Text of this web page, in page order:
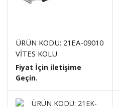
ÜRÜN KODU: 21EA-09010
VİTES KOLU
Fiyat İçin iletişime
Geçin.